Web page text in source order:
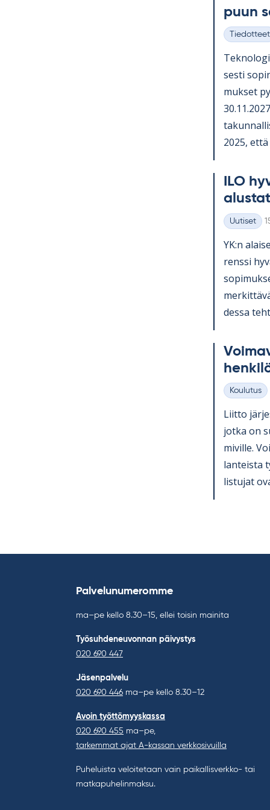
puun
Kategoriat
Tiedotteet
sesti
muk­set
2025,
ILO
Kategoriat
Uutiset
YK:n
renssi
dessa
Kategoriat
Koulutus
Liitto
jotka on
mi­ville.
lan­teista
lis­tu­jat
Palvelunumeromme
ma–pe kello 8.30–15, ellei toisin mainita
Työsuhdeneuvonnan päivystys
020 690 447
Jäsenpalvelu
020 690 446 ma–pe kello 8.30–12
Avoin työttömyyskassa
020 690 455 ma–pe,
tarkemmat ajat A-kassan verkkosivuilla
Puheluista veloitetaan vain paikallisverkko- tai
matkapuhelinmaksu.